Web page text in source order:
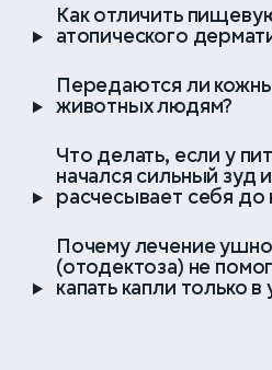
с необходимым на
обследованием)
Повторный приём
коррекция
результатам лечения,
или мазков,
Мазок отпечаток с кожи
последующим
одна локализация
ТИБ или ТИАБ без
последующим
просмотром
цитология)
Как отличить
атопического
Передаются ли
животных людям?
Что делать, если у
начался сильный зуд
расчесывает себя до
Почему лечение
(отодектоза) не
капать капли только